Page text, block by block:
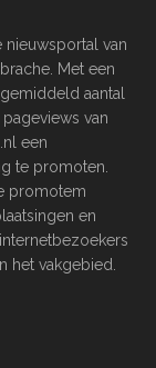
van
Met een
aantal
van
een
te promoten.
promotem
en
het vakgebied.